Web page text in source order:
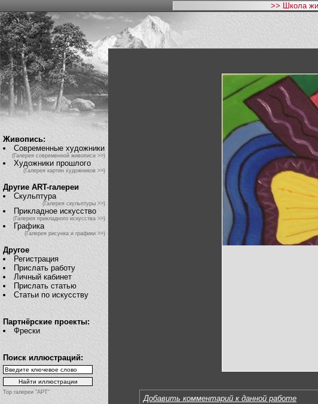
>> Школа
Живопись:
Современные художники
(Галерея современной живописи >>)
Художники прошлого
(Галерея картин художников >>)
Другие ART-галереи
Скульптура
(Галерея скульптуры >>)
Прикладное искусство
(Галерея прикладного искусства >>)
Графика
(Галерея рисунка и графики >>)
Другое
Регистрация
Прислать работу
Личный кабинет
Прислать статью
Статьи по искусству
Партнёрские проекты:
Фрески
Поиск иллюстраций:
Top галереи "АРТ"
Добавить комментарий к данной работе